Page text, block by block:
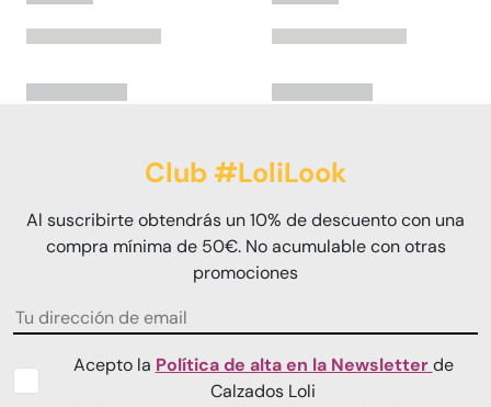
Club #LoliLook
Al suscribirte obtendrás un 10% de descuento con una
compra mínima de 50€. No acumulable con otras
promociones
Acepto la Política de alta en la Newsletterde
Calzados Loli